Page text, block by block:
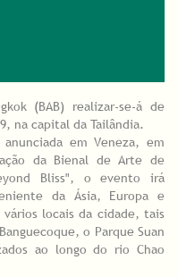
(BAB) realizar-se-á de
na capital da Tailândia.
em Veneza, em
da Bienal de Arte de
Bliss", o evento irá
da Ásia, Europa e
locais da cidade, tais
o Parque Suan
ao longo do rio Chao